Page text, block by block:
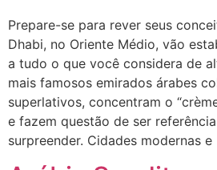
Prepare-se para rever seus
Dhabi, no Oriente Médio, vão
a tudo o que você considera de
mais famosos emirados árabes
superlativos, concentram o
e fazem questão de ser
surpreender. Cidades modernas